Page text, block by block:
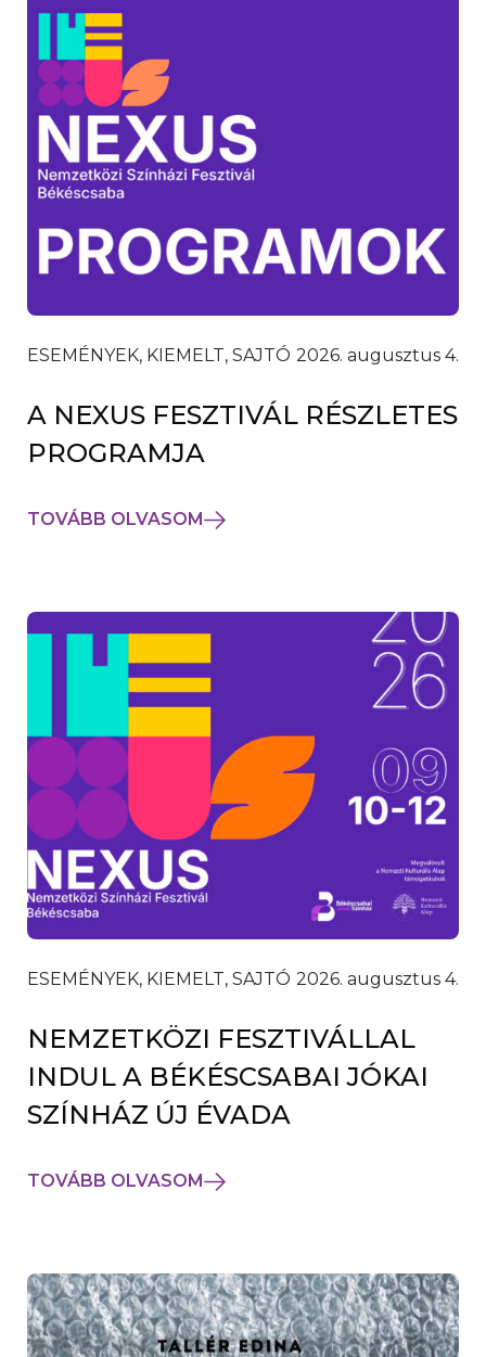
ESEMÉNYEK, KIEMELT, SAJTÓ 2026. augusztus 4.
A NEXUS FESZTIVÁL RÉSZLETES
PROGRAMJA
TOVÁBB OLVASOM
ESEMÉNYEK, KIEMELT, SAJTÓ 2026. augusztus 4.
NEMZETKÖZI FESZTIVÁLLAL
INDUL A BÉKÉSCSABAI JÓKAI
SZÍNHÁZ ÚJ ÉVADA
TOVÁBB OLVASOM